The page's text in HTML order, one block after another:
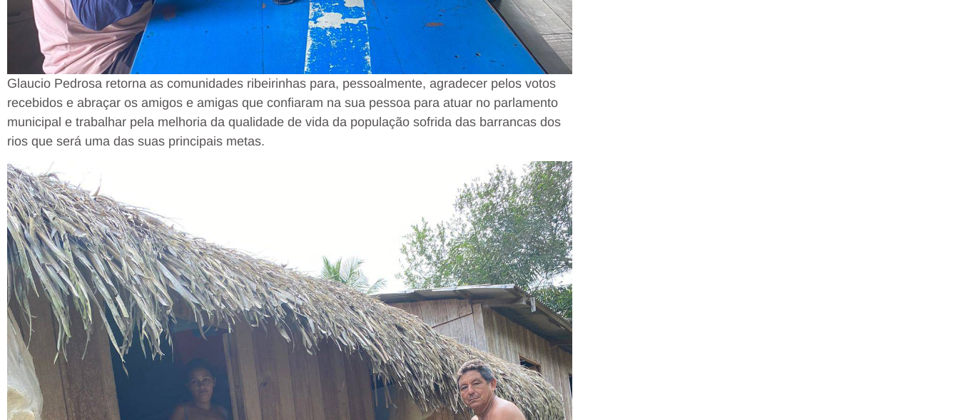
Glaucio Pedrosa retorna as comunidades ribeirinhas para, pessoalmente, agradecer pelos votos
recebidos e abraçar os amigos e amigas que confiaram na sua pessoa para atuar no parlamento
municipal e trabalhar pela melhoria da qualidade de vida da população sofrida das barrancas dos
rios que será uma das suas principais metas.